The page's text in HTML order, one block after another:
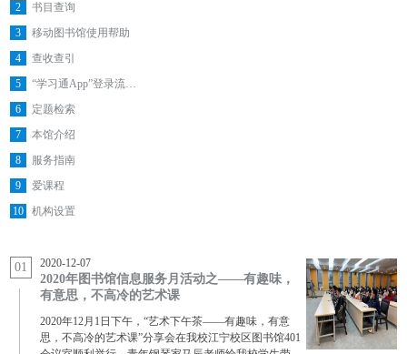
2
书目查询
3
移动图书馆使用帮助
4
查收查引
5
“学习通App”登录流…
6
定题检索
7
本馆介绍
8
服务指南
9
爱课程
10
机构设置
01 2020-12-07
2020年图书馆信息服务月活动之——有趣味，
有意思，不高冷的艺术课
2020年12月1日下午，“艺术下午茶——有趣味，有意
思，不高冷的艺术课”分享会在我校江宁校区图书馆401